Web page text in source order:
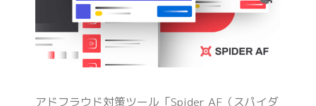
アドフラウド対策ツール「Spider AF（スパイダ